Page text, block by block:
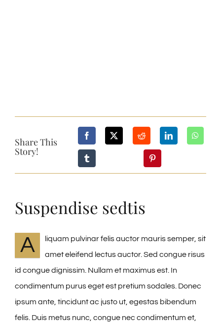
Share This
Story!
Suspendise sedtis
A
liquam pulvinar felis auctor mauris semper, sit
amet eleifend lectus auctor. Sed congue risus
id congue dignissim. Nullam et maximus est. In
condimentum purus eget est pretium sodales. Donec
ipsum ante, tincidunt ac justo ut, egestas bibendum
felis. Duis metus nunc, congue nec condimentum et,